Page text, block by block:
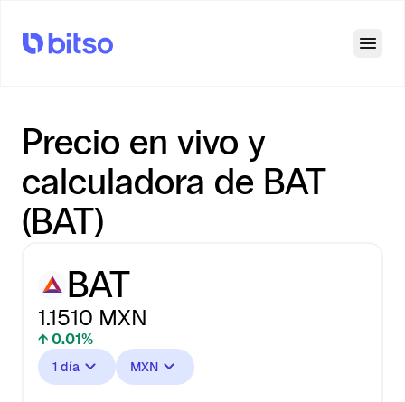
Precio en vivo y
calculadora de BAT
(BAT)
BAT
1.1510 MXN
↑ 0.01%
1 día MXN